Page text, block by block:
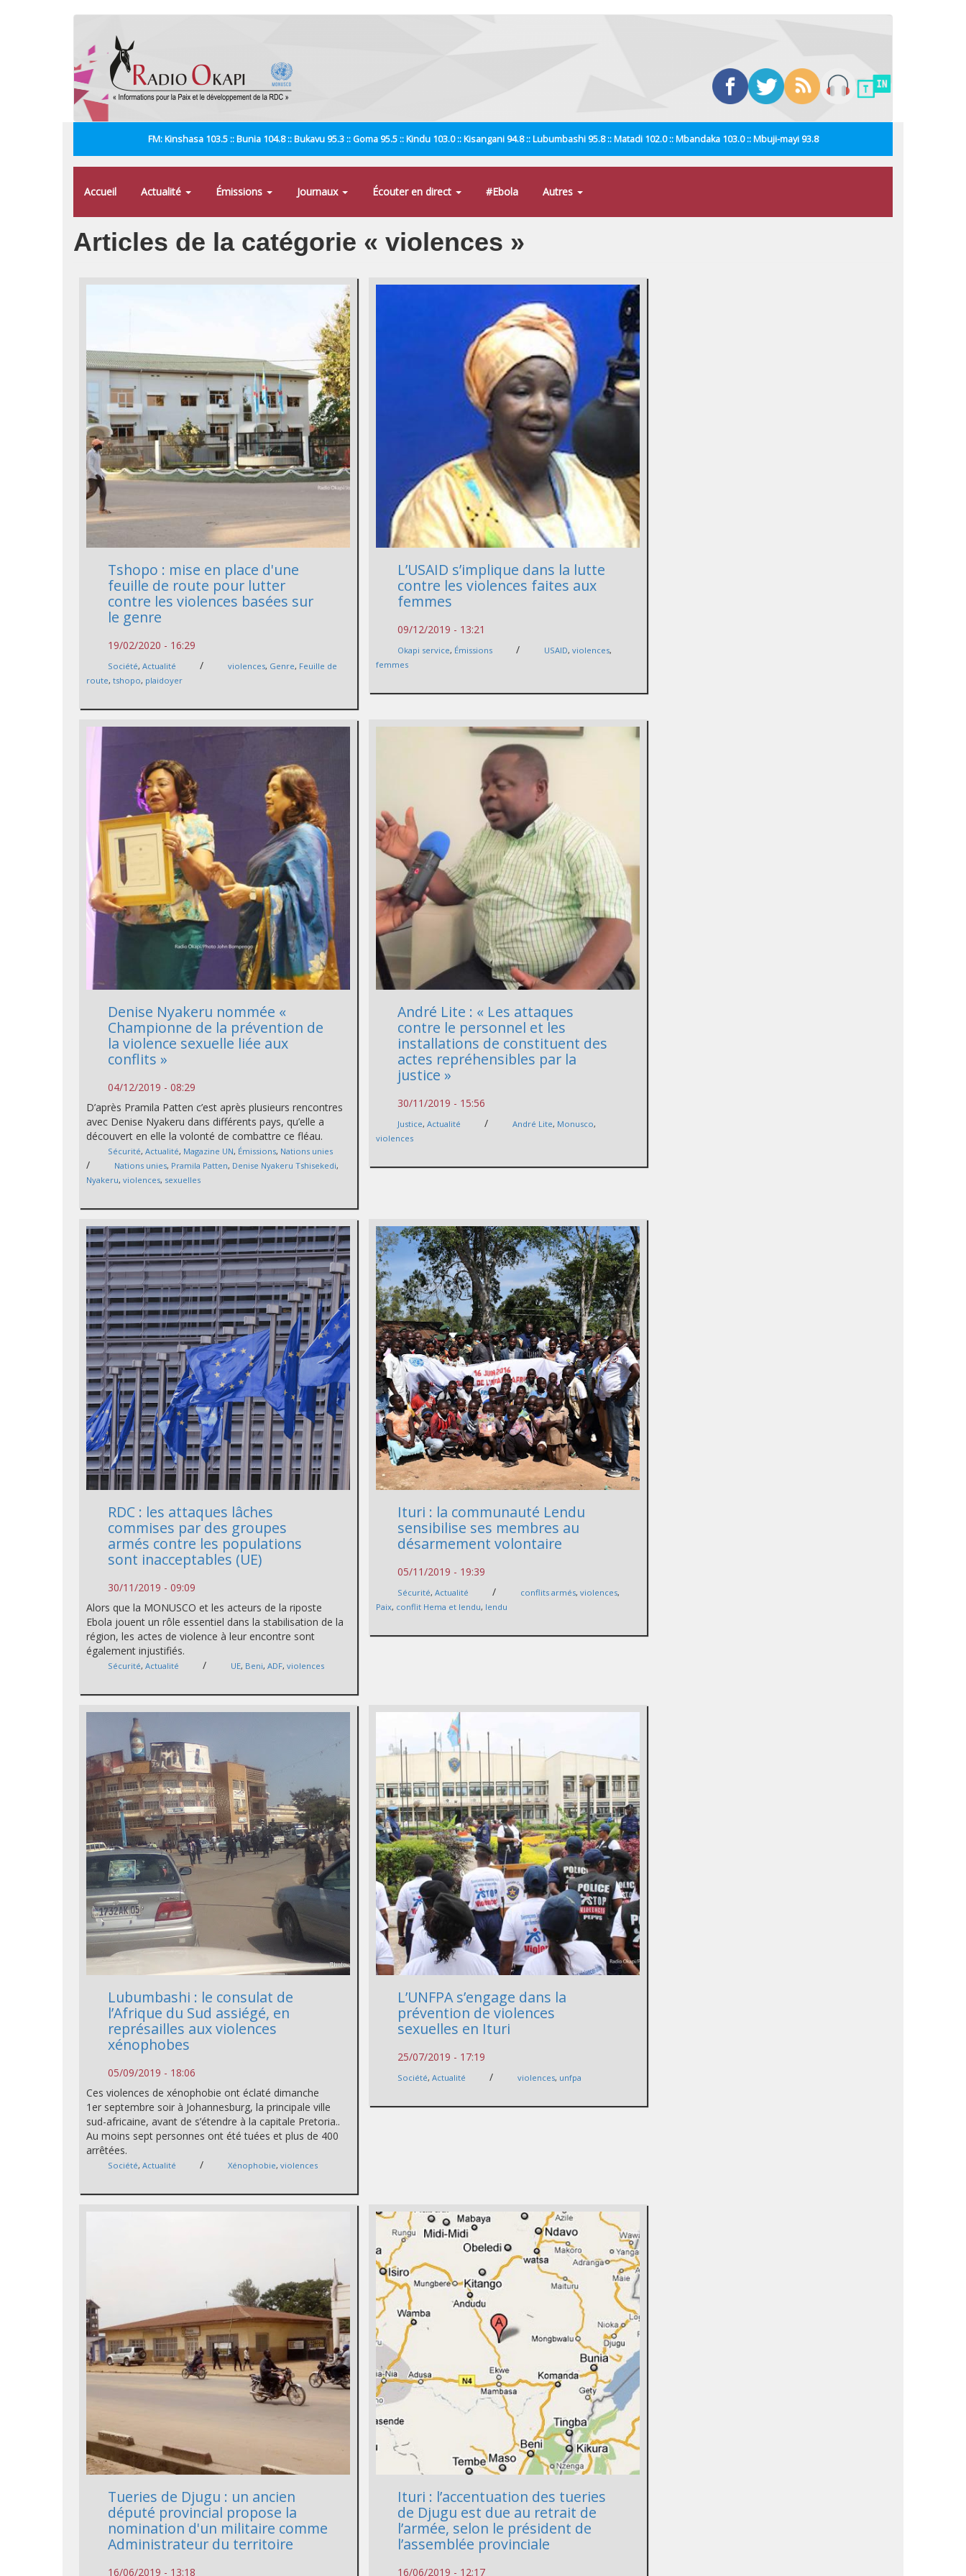
FM: Kinshasa 103.5 :: Bunia 104.8 :: Bukavu 95.3 :: Goma 95.5 :: Kindu 103.0 :: Kisangani 94.8 :: Lubumbashi 95.8 :: Matadi 102.0 :: Mbandaka 103.0 :: Mbuji-mayi 93.8
Accueil Actualité Émissions Journaux Écouter en direct #Ebola Autres
Articles de la catégorie « violences »
Tshopo : mise en place d'une
feuille de route pour lutter
contre les violences basées sur
le genre
19/02/2020 - 16:29
Société,Actualité / violences, Genre, Feuille de
route,tshopo, plaidoyer
L’USAID s’implique dans la lutte
contre les violences faites aux
femmes
09/12/2019 - 13:21
Okapi service, Émissions / USAID,violences,
femmes
Denise Nyakeru nommée «
Championne de la prévention de
la violence sexuelle liée aux
conflits »
04/12/2019 - 08:29
D’après Pramila Patten c’est après plusieurs rencontres
avec Denise Nyakeru dans différents pays, qu’elle a
découvert en elle la volonté de combattre ce fléau.
Sécurité,Actualité, Magazine UN, Émissions, Nations unies
/ Nations unies, Pramila Patten, Denise Nyakeru Tshisekedi,
Nyakeru,violences, sexuelles
André Lite : « Les attaques
contre le personnel et les
installations de constituent des
actes repréhensibles par la
justice »
30/11/2019 - 15:56
Justice,Actualité / André Lite, Monusco,
violences
RDC : les attaques lâches
commises par des groupes
armés contre les populations
sont inacceptables (UE)
30/11/2019 - 09:09
Alors que la MONUSCO et les acteurs de la riposte
Ebola jouent un rôle essentiel dans la stabilisation de la
région, les actes de violence à leur encontre sont
également injustifiés.
Sécurité,Actualité / UE, Beni,ADF,violences
Ituri : la communauté Lendu
sensibilise ses membres au
désarmement volontaire
05/11/2019 - 19:39
Sécurité,Actualité / conflits armés,violences,
Paix, conflit Hema et lendu, lendu
Lubumbashi : le consulat de
l’Afrique du Sud assiégé, en
représailles aux violences
xénophobes
05/09/2019 - 18:06
Ces violences de xénophobie ont éclaté dimanche
1er septembre soir à Johannesburg, la principale ville
sud-africaine, avant de s’étendre à la capitale Pretoria..
Au moins sept personnes ont été tuées et plus de 400
arrêtées.
Société,Actualité / Xénophobie,violences
L’UNFPA s’engage dans la
prévention de violences
sexuelles en Ituri
25/07/2019 - 17:19
Société,Actualité / violences, unfpa
Tueries de Djugu : un ancien
député provincial propose la
nomination d'un militaire comme
Administrateur du territoire
16/06/2019 - 13:18
Ituri : l’accentuation des tueries
de Djugu est due au retrait de
l’armée, selon le président de
l’assemblée provinciale
16/06/2019 - 12:17